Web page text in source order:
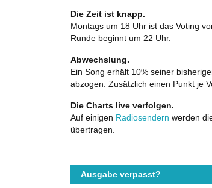
Die Zeit ist knapp.
Montags um 18 Uhr ist das Voting
Runde beginnt um 22 Uhr.
Abwechslung.
Ein Song erhält 10% seiner
abzogen. Zusätzlich einen Punkt je
Die Charts live verfolgen.
Auf einigen Radiosendern werden
übertragen.
Ausgabe verpasst?